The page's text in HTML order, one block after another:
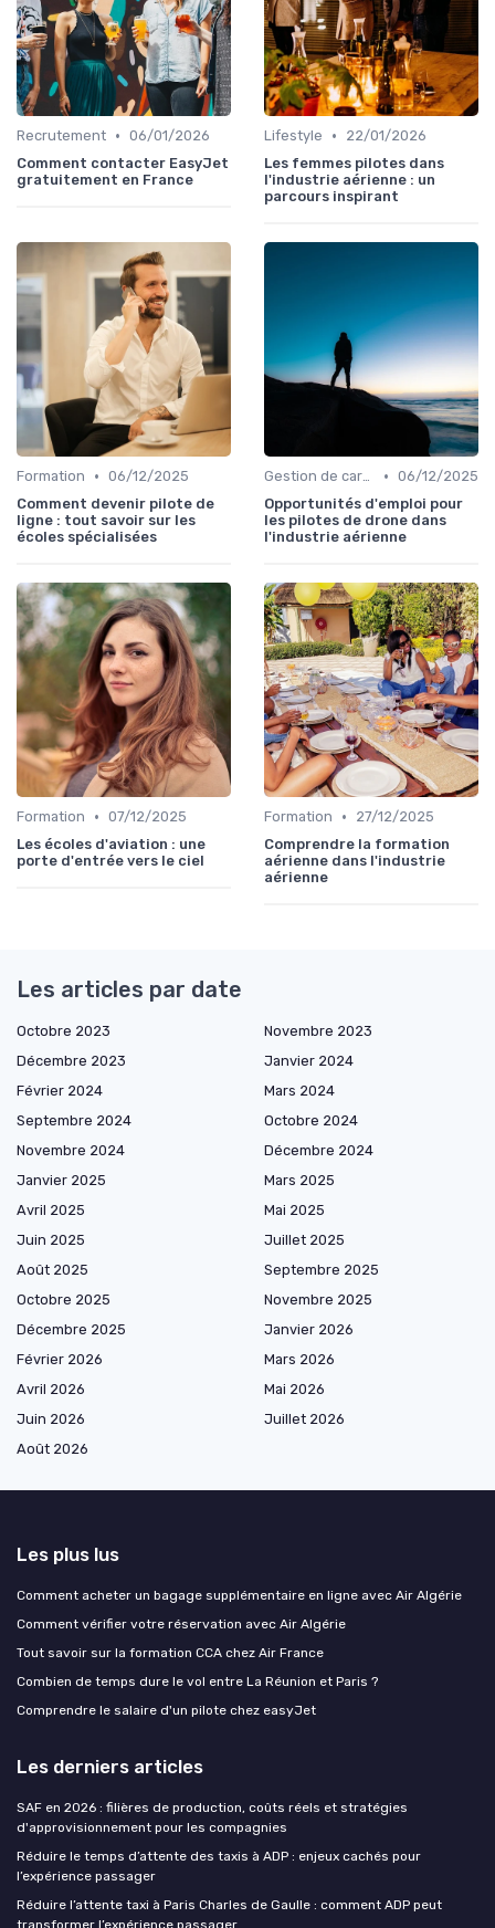
Recrutement • 06/01/2026
Comment contacter EasyJet
gratuitement en France
Lifestyle •
22/01/2026
Les femmes pilotes dans
l'industrie aérienne : un
parcours inspirant
Formation • 06/12/2025
Comment devenir pilote de
ligne : tout savoir sur les
écoles spécialisées
Gestion de carrière • 06/12/2025
Opportunités d'emploi pour
les pilotes de drone dans
l'industrie aérienne
Formation • 07/12/2025
Les écoles d'aviation : une
porte d'entrée vers le ciel
Formation •
27/12/2025
Comprendre la formation
aérienne dans l'industrie
aérienne
Les articles par date
Octobre 2023
Novembre 2023
Décembre 2023
Janvier 2024
Février 2024
Mars 2024
Septembre 2024
Octobre 2024
Novembre 2024
Décembre 2024
Janvier 2025
Mars 2025
Avril 2025
Mai 2025
Juin 2025
Juillet 2025
Août 2025
Septembre 2025
Octobre 2025
Novembre 2025
Décembre 2025
Janvier 2026
Février 2026
Mars 2026
Avril 2026
Mai 2026
Juin 2026
Juillet 2026
Août 2026
Les plus lus
Comment acheter un bagage supplémentaire en ligne avec Air Algérie
Comment vérifier votre réservation avec Air Algérie
Tout savoir sur la formation CCA chez Air France
Combien de temps dure le vol entre La Réunion et Paris ?
Comprendre le salaire d'un pilote chez easyJet
Les derniers articles
SAF en 2026 : filières de production, coûts réels et stratégies
d'approvisionnement pour les compagnies
Réduire le temps d’attente des taxis à ADP : enjeux cachés pour
l’expérience passager
Réduire l’attente taxi à Paris Charles de Gaulle : comment ADP peut
transformer l’expérience passager